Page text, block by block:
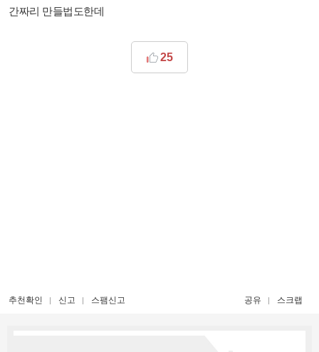
간짜리 만들법도한데
25
추천확인 신고 스팸신고 공유 스크랩